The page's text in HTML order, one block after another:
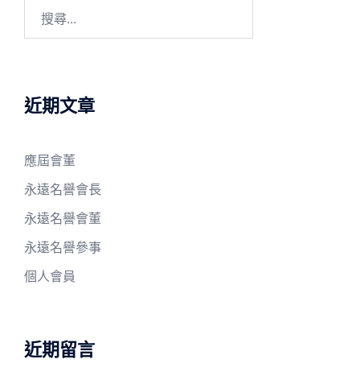
近期文章
應屆會董
永遠名譽會長
永遠名譽會董
永遠名譽參事
個人會員
近期留言